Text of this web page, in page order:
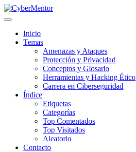
Inicio
Temas
Amenazas y Ataques
Protección y Privacidad
Conceptos y Glosario
Herramientas y Hacking Ético
Carrera en Ciberseguridad
Índice
Etiquetas
Categorías
Top Comentados
Top Visitados
Aleatorio
Contacto